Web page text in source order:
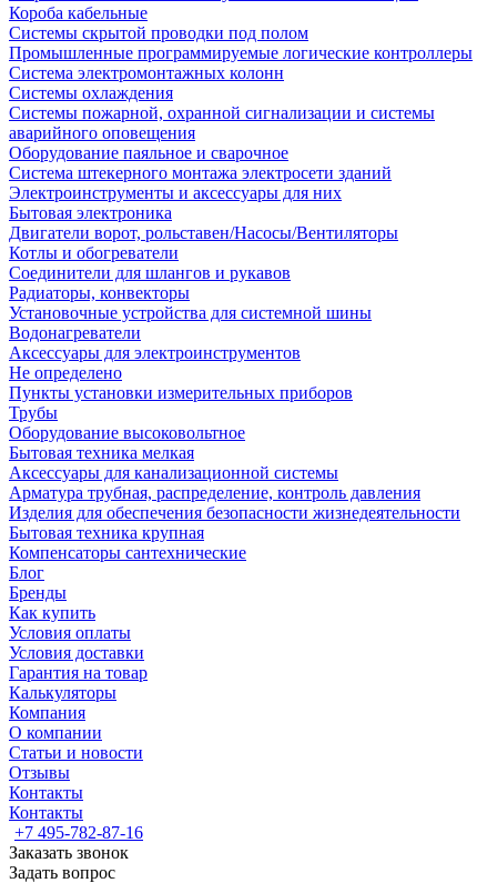
Короба кабельные
Системы скрытой проводки под полом
Промышленные программируемые логические контроллеры
Система электромонтажных колонн
Системы охлаждения
Системы пожарной, охранной сигнализации и системы
аварийного оповещения
Оборудование паяльное и сварочное
Система штекерного монтажа электросети зданий
Электроинструменты и аксессуары для них
Бытовая электроника
Двигатели ворот, рольставен/Насосы/Вентиляторы
Котлы и обогреватели
Соединители для шлангов и рукавов
Радиаторы, конвекторы
Установочные устройства для системной шины
Водонагреватели
Аксессуары для электроинструментов
Не определено
Пункты установки измерительных приборов
Трубы
Оборудование высоковольтное
Бытовая техника мелкая
Аксессуары для канализационной системы
Арматура трубная, распределение, контроль давления
Изделия для обеспечения безопасности жизнедеятельности
Бытовая техника крупная
Компенсаторы сантехнические
Блог
Бренды
Как купить
Условия оплаты
Условия доставки
Гарантия на товар
Калькуляторы
Компания
О компании
Статьи и новости
Отзывы
Контакты
Контакты
+7 495-782-87-16
Заказать звонок
Задать вопрос